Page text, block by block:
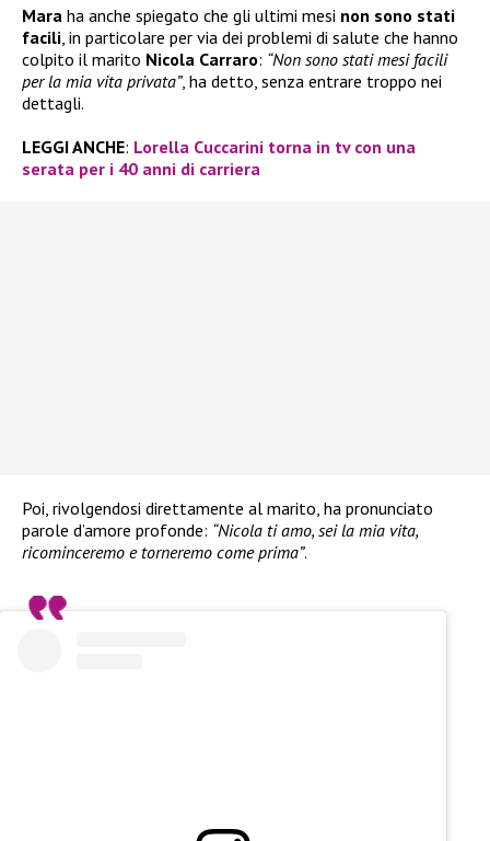
Mara ha anche spiegato che gli ultimi mesi non sono stati
facili, in particolare per via dei problemi di salute che hanno
colpito il marito Nicola Carraro: “Non sono stati mesi facili
per la mia vita privata”, ha detto, senza entrare troppo nei
dettagli.
LEGGI ANCHE: Lorella Cuccarini torna in tv con una
serata per i 40 anni di carriera
Poi, rivolgendosi direttamente al marito, ha pronunciato
parole d’amore profonde: “Nicola ti amo, sei la mia vita,
ricominceremo e torneremo come prima”.